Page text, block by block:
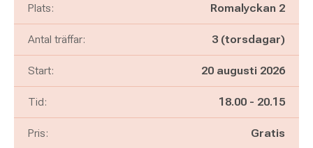
Plats: Romalyckan 2
Antal träffar: 3 (torsdagar)
Start: 20 augusti 2026
Tid: Pågår mellan
18.00 - och
20.15
Pris: Gratis